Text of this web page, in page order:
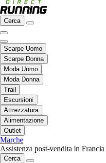
Cerca
Scarpe Uomo
Scarpe Donna
Moda Uomo
Moda Donna
Trail
Escursioni
Attrezzatura
Alimentazione
Outlet
Marche
Assistenza post-vendita in Francia
Cerca